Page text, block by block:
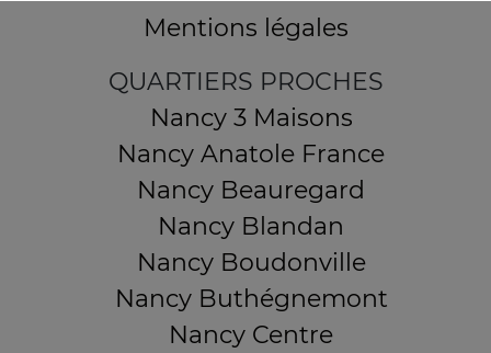
Mentions légales
QUARTIERS PROCHES
Nancy 3 Maisons
Nancy Anatole France
Nancy Beauregard
Nancy Blandan
Nancy Boudonville
Nancy Buthégnemont
Nancy Centre